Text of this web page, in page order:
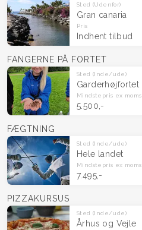
Sted (Udenfor)
Gran canaria
Pris
Indhent tilbud
FANGERNE PÅ FORTET
Sted (Inde/ude)
Mindstepris ex moms
5.500,-
FÆGTNING
Sted (Inde/ude)
Hele landet
Mindstepris ex moms
7.495,-
PIZZAKURSUS
Sted (Inde/ude)
Århus og Vejle